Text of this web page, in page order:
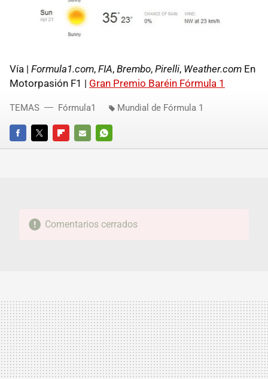
Vía | Formula1.com, FIA, Brembo, Pirelli, Weather.com En
Motorpasión F1 | Gran Premio Baréin Fórmula 1
FACEBOOKTWITTERFLIPBOARD
E-
WHATSAPP
TEMAS Fórmula1 Mundial de Fórmula 1
Comentarios cerrados